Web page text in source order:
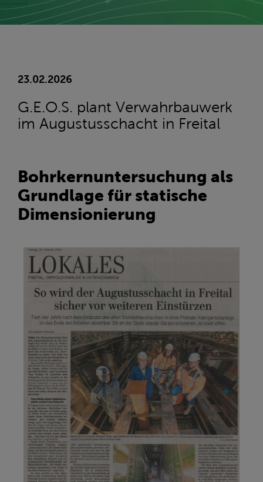
23.02.2026
G.E.O.S. plant Verwahrbauwerk
im Augustusschacht in Freital
Bohrkernuntersuchung als
Grundlage für statische
Dimensionierung